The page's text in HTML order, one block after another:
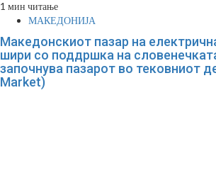
1 мин читање
МАКЕДОНИЈА
Македонскиот пазар на
шири со поддршка на
започнува пазарот во тековниот
Market)